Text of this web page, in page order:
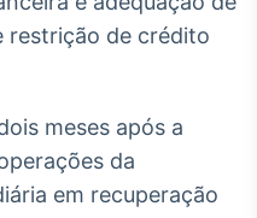
dados para
e telas
de
conteúdos
restrição de crédito
meses após a
da
em recuperação